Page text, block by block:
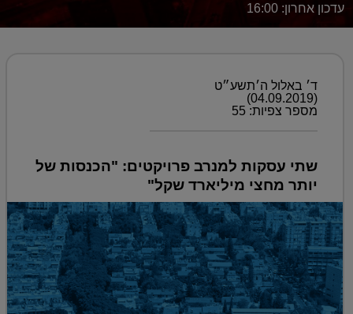
עדכון אחרון: 16:00
ד׳ באלול ה׳תשע״ט
(04.09.2019)
מספר צפיות: 55
שתי עסקות למנרב פרויקטים: "הכנסות של
יותר מחצי מיליארד שקל"